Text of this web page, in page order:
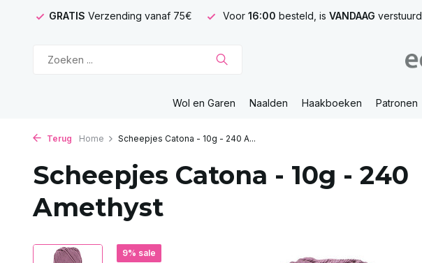
GRATIS Verzending vanaf 75€ Voor 16:00 besteld, is VANDAAG verstuurd
Wol en Garen Naalden Haakboeken Patronen
Terug Home Scheepjes Catona - 10g - 240 A...
Scheepjes Catona - 10g - 240
Amethyst
9% sale